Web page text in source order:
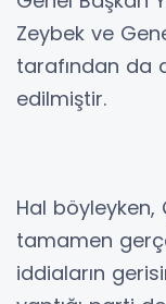
Zeybek ve
tarafından da
edilmiştir.
Hal böyleyken,
tamamen
iddiaların